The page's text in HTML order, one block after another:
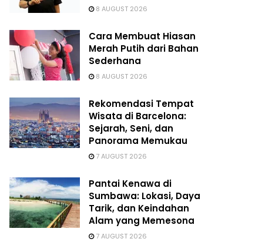
8 AUGUST 2026
Cara Membuat Hiasan
Merah Putih dari Bahan
Sederhana
8 AUGUST 2026
Rekomendasi Tempat
Wisata di Barcelona:
Sejarah, Seni, dan
Panorama Memukau
7 AUGUST 2026
Pantai Kenawa di
Sumbawa: Lokasi, Daya
Tarik, dan Keindahan
Alam yang Memesona
7 AUGUST 2026